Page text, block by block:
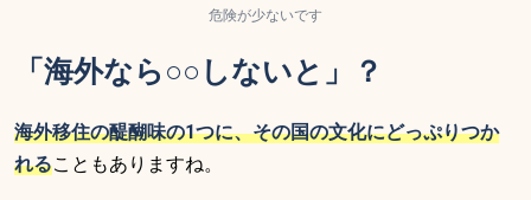
危険が少ないです
「海外なら○○しないと」？
海外移住の醍醐味の1つに、その国の文化にどっぷりつか
れることもありますね。